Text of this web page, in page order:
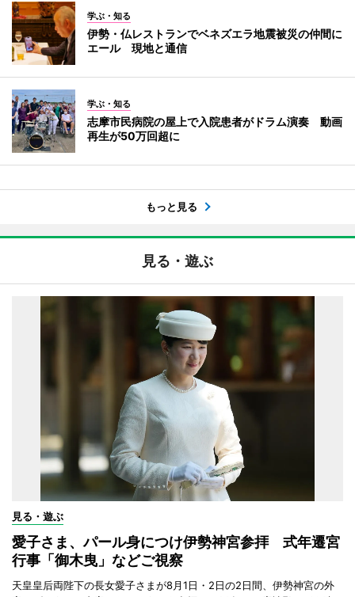
学ぶ・知る
伊勢・仏レストランでベネズエラ地震被災の仲間に
エール 現地と通信
学ぶ・知る
志摩市民病院の屋上で入院患者がドラム演奏 動画
再生が50万回超に
もっと見る
見る・遊ぶ
見る・遊ぶ
愛子さま、パール身につけ伊勢神宮参拝 式年遷宮
行事「御木曳」などご視察
天皇皇后両陛下の長女愛子さまが8月1日・2日の2日間、伊勢神宮の外